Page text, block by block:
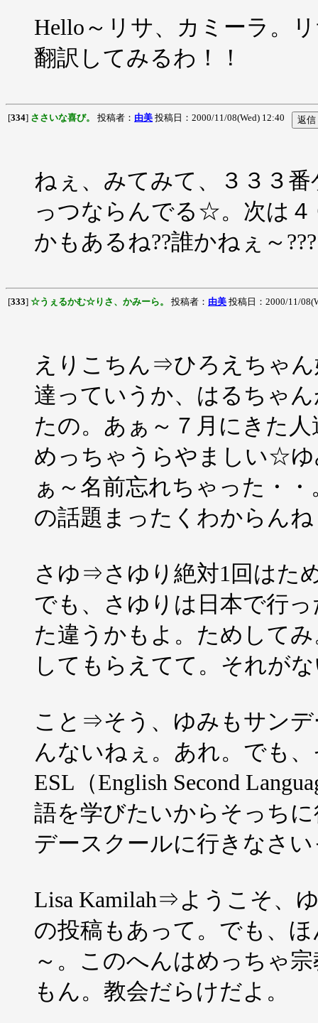
Hello～リサ、カミーラ。
翻訳してみるわ！！
[334] ささいな喜び。 投稿者： 由美 投稿日：2000/11/08(Wed) 12:40
ねぇ、みてみて、３３３
っつならんでる☆。次は４
かもあるね??誰かねぇ～???
[333] ☆うぇるかむ☆りさ、かみーら。 投稿者： 由美 投稿日：2000/11/
えりこちん⇒ひろえちゃ
達っていうか、はるちゃ
たの。あぁ～７月にきた
めっちゃうらやましい☆
ぁ～名前忘れちゃった・
の話題まったくわからん
さゆ⇒さゆり絶対1回はた
でも、さゆりは日本で行
た違うかもよ。ためして
してもらえてて。それが
こと⇒そう、ゆみもサン
んないねぇ。あれ。でも
ESL（English Second
語を学びたいからそっち
デースクールに行きなさ
Lisa Kamilah⇒ようこそ、
の投稿もあって。でも、
～。このへんはめっちゃ
もん。教会だらけだよ。